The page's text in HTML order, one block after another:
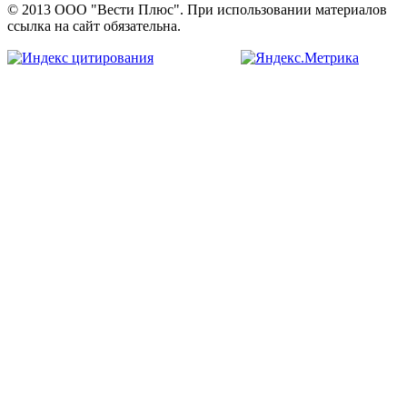
© 2013 ООО "Вести Плюс". При использовании материалов
ссылка на сайт обязательна.